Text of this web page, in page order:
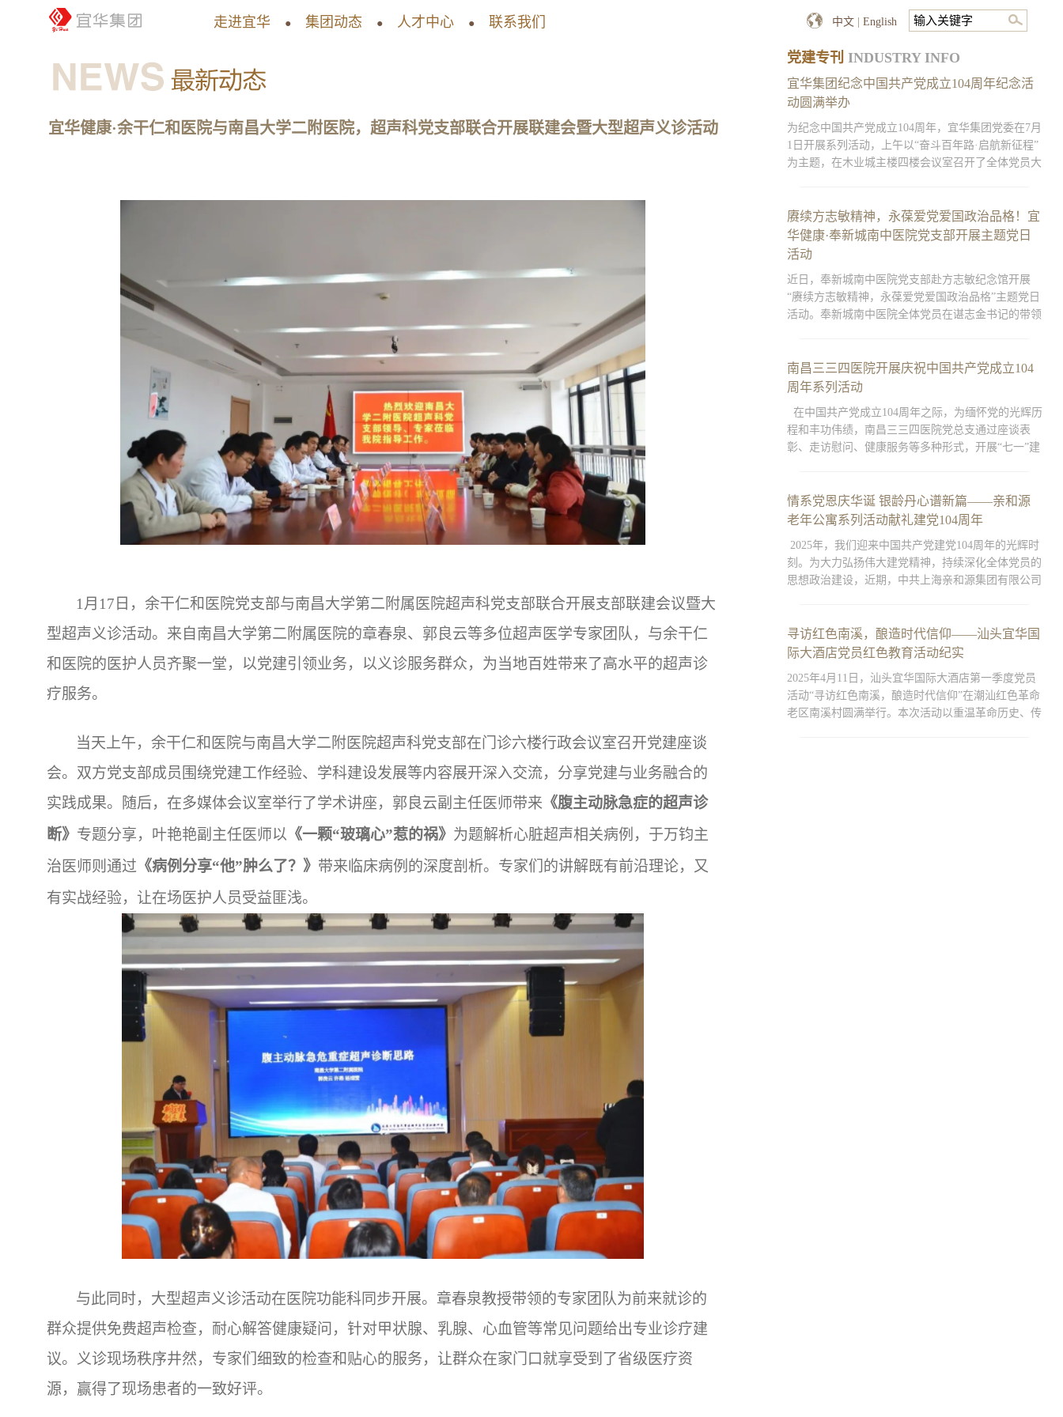
走进宜华 ● 集团动态 ● 人才中心 ● 联系我们 中文| English
宜华健康·余干仁和医院与南昌大学二附医院，超声科党支部联合开展联建会暨大型超声义诊活动
1 月17日，余干仁和医院党支部与南昌大学第二附属医院超声科党支部联合开展支部联建会议暨大
型超声义诊活动。 来自南昌大学第二附属医院的章春泉、郭良云等多位超声医学专家团队，与余干仁
和医院的医护人员齐聚一堂，以党建引领业务，以义诊服务群众，为当地百姓带来了高水平的超声诊
疗服务。
当天上午，余干仁和医院与南昌大学二附医院超声科党支部在门诊六楼行政会议室召开党建座谈
会。双方党支部成员围绕党建工作经验、学科建设发展等内容展开深入交流，分享党建与业务融合的
实践成果。随后，在多媒体会议室举行了学术讲座，郭良云副主任医师带来 《腹主动脉急症的超声诊
断》 专题分享，叶艳艳副主任医师以 《一颗“玻璃心”惹的祸》 为题解析心脏超声相关病例，于万钧主
治医师则通过 《病例分享“他”肿么了？》 带来临床病例的深度剖析。专家们的讲解既有前沿理论，又
有实战经验，让在场医护人员受益匪浅。
与此同时，大型超声义诊活动在医院功能科同步开展。章春泉教授带领的专家团队为前来就诊的
群众提供免费超声检查，耐心解答健康疑问，针对甲状腺、乳腺、心血管等常见问题给出专业诊疗建
议。义诊现场秩序井然，专家们细致的检查和贴心的服务，让群众在家门口就享受到了省级医疗资
源，赢得了现场患者的一致好评。
党建专刊 INDUSTRY INFO
宜华集团纪念中国共产党成立104周年纪念活
动圆满举办
为纪念中国共产党成立104周年，宜华集团党委在7月
1日开展系列活动，上午以“奋斗百年路·启航新征程”
为主题，在木业城主楼四楼会议室召开了全体党员大
9:30，党员大会在庄严的国际歌中拉开序幕。随后，
全体党员跟随
赓续方志敏精神，永葆爱党爱国政治品格！宜
华健康·奉新城南中医院党支部开展主题党日
活动
近日，奉新城南中医院党支部赴方志敏纪念馆开展
“赓续方志敏精神，永葆爱党爱国政治品格”主题党日
活动。奉新城南中医院全体党员在谌志金书记的带领
讲解员的引导下，全体党员向方志敏雕像三鞠躬，瞻
仰方志敏烈士遗像。接着，
南昌三三四医院开展庆祝中国共产党成立104
周年系列活动
在中国共产党成立104周年之际，为缅怀党的光辉历
程和丰功伟绩，南昌三三四医院党总支通过座谈表
彰、走访慰问、健康服务等多种形式，开展“七一”建
谈会。会上，院党总支书记祝刚首先发表
情系党恩庆华诞 银龄丹心谱新篇——亲和源
老年公寓系列活动献礼建党104周年
2025年，我们迎来中国共产党建党104周年的光辉时
刻。为大力弘扬伟大建党精神，持续深化全体党员的
思想政治建设，近期，中共上海亲和源集团有限公司
龄赤诚献礼党的生日。妙笔绘心声：楼栋黑板报传递
“民族
寻访红色南溪，酿造时代信仰——汕头宜华国
际大酒店党员红色教育活动纪实
2025年4月11日，汕头宜华国际大酒店第一季度党员
活动“寻访红色南溪，酿造时代信仰”在潮汕红色革命
老区南溪村圆满举行。本次活动以重温革命历史、传